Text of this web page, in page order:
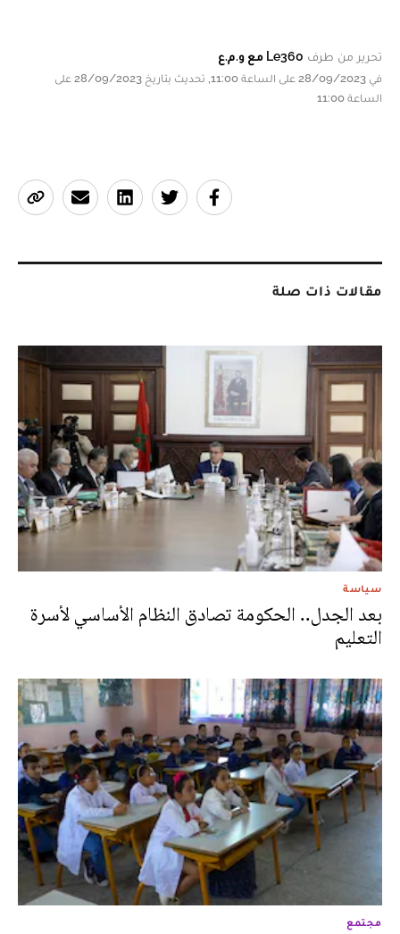
تحرير من طرف Le360 مع و.م.ع
في 28/09/2023 على الساعة 11:00, تحديث بتاريخ 28/09/2023 على
الساعة 11:00
مقالات ذات صلة
سياسة
بعد الجدل.. الحكومة تصادق النظام الأساسي لأسرة
التعليم
مجتمع